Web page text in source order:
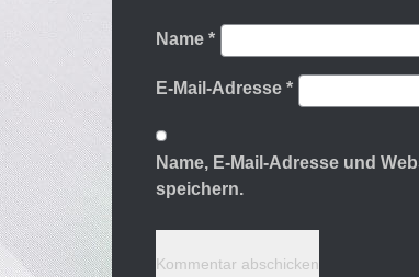
Name *
E-Mail-Adresse *
Name, E-Mail-Adresse und
speichern.